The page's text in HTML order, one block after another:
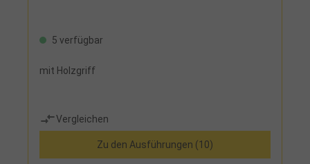
5 verfügbar
mit Holzgriff
Vergleichen
Zu den Ausführungen (10)